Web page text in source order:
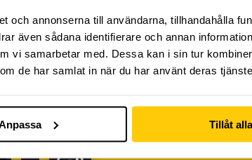
och annonserna till användarna, tillhandahålla
även sådana identifierare och annan
vi samarbetar med. Dessa kan i sin tur
de har samlat in när du har använt deras
Tillåt
SOCIALA MEDIER